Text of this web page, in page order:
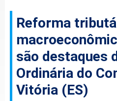
Reforma
são destaques
Ordinária do
Vitória (ES)